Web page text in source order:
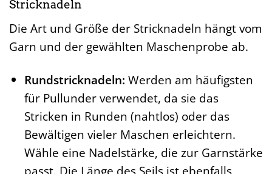
Stricknadeln
Die Art und Größe der Stricknadeln hängt vom
Garn und der gewählten Maschenprobe ab.
Rundstricknadeln: Werden am häufigsten
für Pullunder verwendet, da sie das
Stricken in Runden (nahtlos) oder das
Bewältigen vieler Maschen erleichtern.
Wähle eine Nadelstärke, die zur Garnstärke